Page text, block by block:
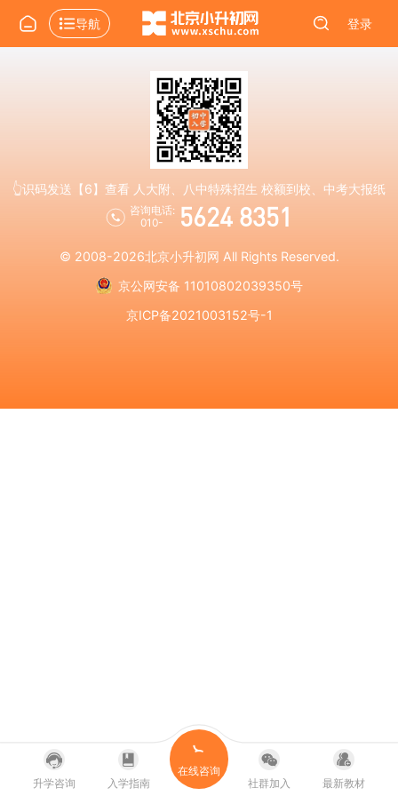
导航 登录
👆识码发送【6】查看 人大附、八中特殊招生 校额到校、中考大报纸
咨询电话:
010-
5624 8351
© 2008-2026北京小升初网 All Rights Reserved.
京公网安备 11010802039350号
京ICP备2021003152号-1
升学咨询 入学指南
在线咨询
社群加入
最新教材